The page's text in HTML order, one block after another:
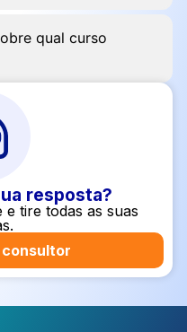
qual curso
resposta?
e tire todas as suas
consultor